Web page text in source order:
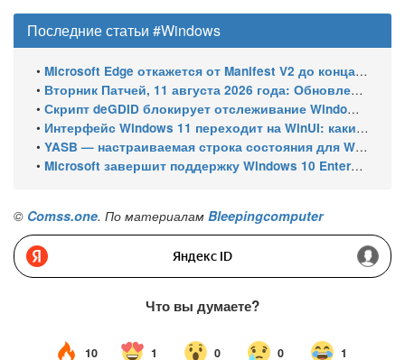
Последние статьи #Windows
• Microsoft Edge откажется от Manifest V2 до конца 2026 года – классический uBlock Origin перестанет работать
• Вторник Патчей, 11 августа 2026 года: Обновления безопасности для Windows 11 (включая KB5121003), ESU-обновления для Windows 10
• Скрипт deGDID блокирует отслеживание Windows по глобальному идентификатору устройства
• Интерфейс Windows 11 переходит на WinUI: какие системные элементы обновит Microsoft
• YASB — настраиваемая строка состояния для Windows с виджетами и поддержкой нескольких мониторов
• Microsoft завершит поддержку Windows 10 Enterprise LTSC 2021 в январе 2027 года. ESU продлят обновления до января 2030 года
© Comss.one. По материалам Bleepingcomputer